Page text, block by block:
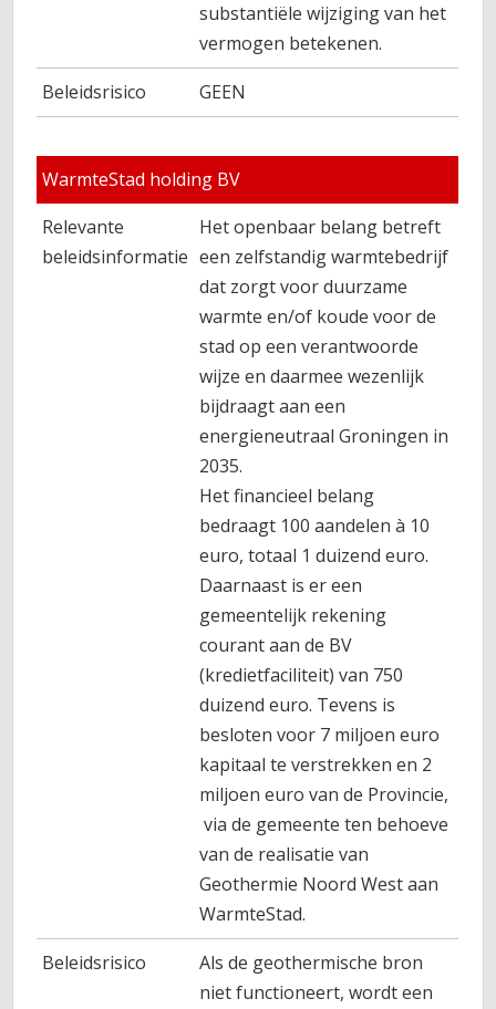
substantiële wijziging van het
vermogen betekenen.
Beleidsrisico
GEEN
WarmteStad holding BV
Relevante
beleidsinformatie
Het openbaar belang betreft
een zelfstandig warmtebedrijf
dat zorgt voor duurzame
warmte en/of koude voor de
stad op een verantwoorde
wijze en daarmee wezenlijk
bijdraagt aan een
energieneutraal Groningen in
2035.
Het financieel belang
bedraagt 100 aandelen à 10
euro, totaal 1 duizend euro.
Daarnaast is er een
gemeentelijk rekening
courant aan de BV
(kredietfaciliteit) van 750
duizend euro. Tevens is
besloten voor 7 miljoen euro
kapitaal te verstrekken en 2
miljoen euro van de Provincie,
via de gemeente ten behoeve
van de realisatie van
Geothermie Noord West aan
WarmteStad.
Beleidsrisico
Als de geothermische bron
niet functioneert, wordt een